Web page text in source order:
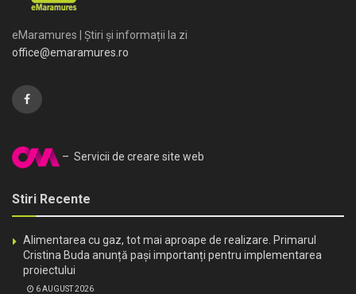
eMaramures | Știri și informații la zi
office@emaramures.ro
– Servicii de creare site web
Stiri Recente
Alimentarea cu gaz, tot mai aproape de realizare. Primarul
Cristina Buda anunță pași importanți pentru implementarea
proiectului
6 AUGUST 2026